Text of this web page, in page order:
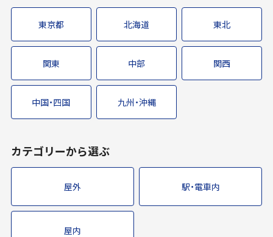
東京都 北海道 東北
関東 中部 関西
中国・四国 九州・沖縄
カテゴリーから選ぶ
屋外 駅・電車内
屋内